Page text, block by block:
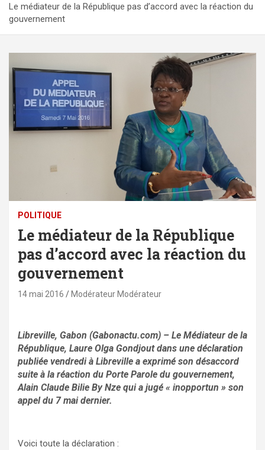
Le médiateur de la République pas d’accord avec la réaction du
gouvernement
POLITIQUE
Le médiateur de la République
pas d’accord avec la réaction du
gouvernement
14 mai 2016 Modérateur Modérateur
Libreville, Gabon (Gabonactu.com) – Le Médiateur de la
République, Laure Olga Gondjout dans une déclaration
publiée vendredi à Libreville a exprimé son désaccord
suite à la réaction du Porte Parole du gouvernement,
Alain Claude Bilie By Nze qui a jugé « inopportun » son
appel du 7 mai dernier.
Voici toute la déclaration :